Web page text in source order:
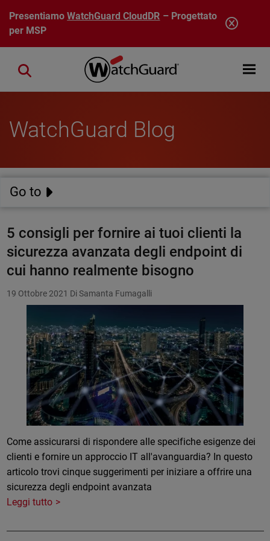
Salta al contenuto principale
PresentiamoWatchGuard CloudDR – Progettato
per MSP
Open
Close search
WatchGuard Blog
Go to
5 consigli per fornire ai tuoi clienti la
sicurezza avanzata degli endpoint di
cui hanno realmente bisogno
19 Ottobre 2021 Di Samanta Fumagalli
Come assicurarsi di rispondere alle specifiche esigenze dei
clienti e fornire un approccio IT all'avanguardia? In questo
articolo trovi cinque suggerimenti per iniziare a offrire una
sicurezza degli endpoint avanzata
Leggi tutto